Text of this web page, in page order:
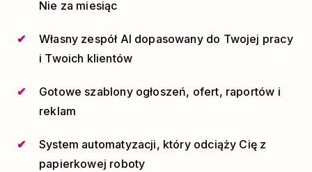
Nie za miesiąc
Własny zespół AI dopasowany do Twojej pracy
i Twoich klientów
Gotowe szablony ogłoszeń, ofert, raportów i
reklam
System automatyzacji, który odciąży Cię z
papierkowej roboty